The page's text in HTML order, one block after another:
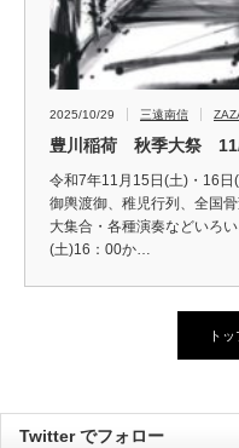
2025/10/29 三遠南信
豊川稲荷 秋季大祭 11/
令和7年11月15日(土)・16日
御輿渡御、稚児行列、全国
大集合・各種演奏などいろ
(土)16：00か…
ト
Twitter でフォロー